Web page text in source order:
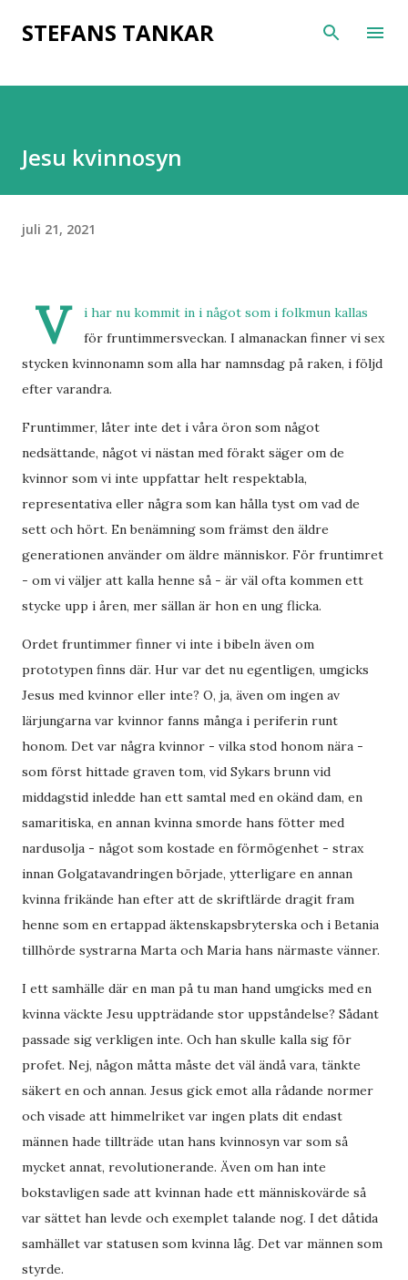
Fortsätt till huvudinnehåll
STEFANS TANKAR
Jesu kvinnosyn
juli 21, 2021
V
i har nu kommit in i något som i folkmun kallas
för fruntimmersveckan. I almanackan finner vi sex
stycken kvinnonamn som alla har namnsdag på raken, i följd
efter varandra.
Fruntimmer, låter inte det i våra öron som något
nedsättande, något vi nästan med förakt säger om de
kvinnor som vi inte uppfattar helt respektabla,
representativa eller några som kan hålla tyst om vad de
sett och hört. En benämning som främst den äldre
generationen använder om äldre människor. För fruntimret
- om vi väljer att kalla henne så - är väl ofta kommen ett
stycke upp i åren, mer sällan är hon en ung flicka.
Ordet fruntimmer finner vi inte i bibeln även om
prototypen finns där. Hur var det nu egentligen, umgicks
Jesus med kvinnor eller inte? O, ja, även om ingen av
lärjungarna var kvinnor fanns många i periferin runt
honom. Det var några kvinnor - vilka stod honom nära -
som först hittade graven tom, vid Sykars brunn vid
middagstid inledde han ett samtal med en okänd dam, en
samaritiska, en annan kvinna smorde hans fötter med
nardusolja - något som kostade en förmögenhet - strax
innan Golgatavandringen började, ytterligare en annan
kvinna frikände han efter att de skriftlärde dragit fram
henne som en ertappad äktenskapsbryterska och i Betania
tillhörde systrarna Marta och Maria hans närmaste vänner.
I ett samhälle där en man på tu man hand umgicks med en
kvinna väckte Jesu uppträdande stor uppståndelse? Sådant
passade sig verkligen inte. Och han skulle kalla sig för
profet. Nej, någon måtta måste det väl ändå vara, tänkte
säkert en och annan. Jesus gick emot alla rådande normer
och visade att himmelriket var ingen plats dit endast
männen hade tillträde utan hans kvinnosyn var som så
mycket annat, revolutionerande. Även om han inte
bokstavligen sade att kvinnan hade ett människovärde så
var sättet han levde och exemplet talande nog. I det dåtida
samhället var statusen som kvinna låg. Det var männen som
styrde.